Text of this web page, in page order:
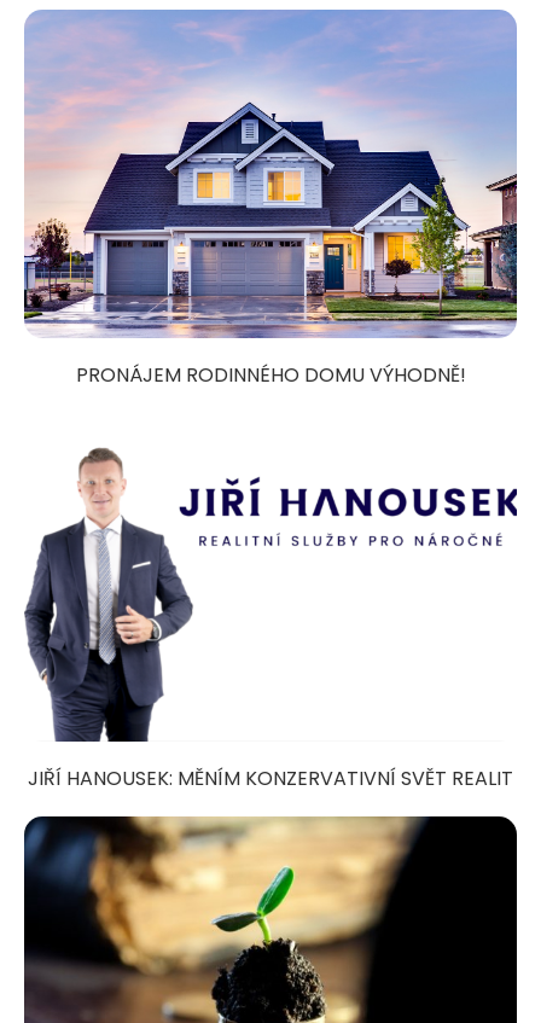
PRONÁJEM RODINNÉHO DOMU VÝHODNĚ!
JIŘÍ HANOUSEK: MĚNÍM KONZERVATIVNÍ SVĚT REALIT